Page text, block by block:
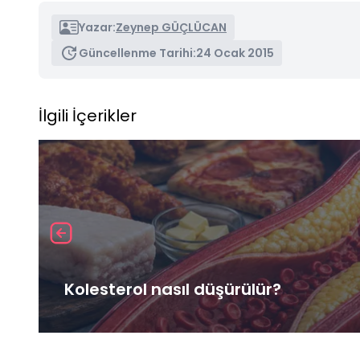
Yazar:Zeynep GÜÇLÜCAN
Güncellenme Tarihi:24 Ocak 2015
İlgili İçerikler
Kolesterol nasıl düşürülür?